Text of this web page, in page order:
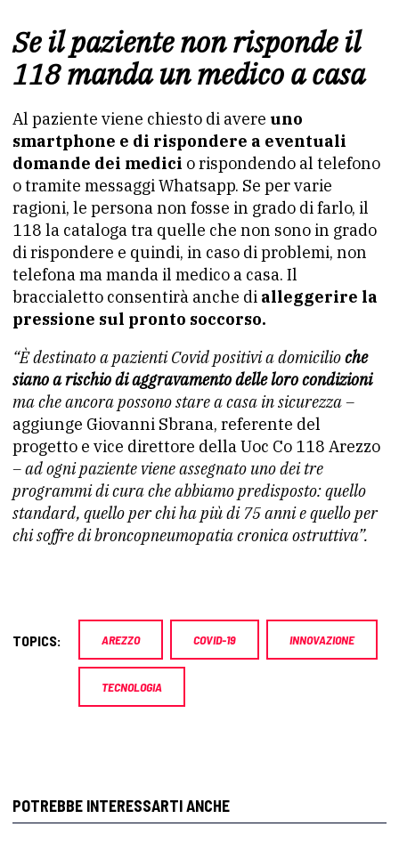
Se il paziente non risponde il
118 manda un medico a casa
Al paziente viene chiesto di avere uno
smartphone e di rispondere a eventuali
domande dei medici o rispondendo al telefono
o tramite messaggi Whatsapp. Se per varie
ragioni, le persona non fosse in grado di farlo, il
118 la cataloga tra quelle che non sono in grado
di rispondere e quindi, in caso di problemi, non
telefona ma manda il medico a casa. Il
braccialetto consentirà anche di alleggerire la
pressione sul pronto soccorso.
“È destinato a pazienti Covid positivi a domicilioche
siano a rischio di aggravamento delle loro condizioni
ma cheancora possono stare a casa in sicurezza –
aggiunge Giovanni Sbrana, referente del
progetto e vice direttore della Uoc Co 118 Arezzo
– ad ogni paziente viene assegnato uno dei tre
programmidi cura che abbiamo predisposto: quello
standard, quello per chiha più di 75 anni e quello per
chi soffre di broncopneumopatiacronica ostruttiva”.
TOPICS: AREZZO COVID-19 INNOVAZIONE
TECNOLOGIA
POTREBBE INTERESSARTI ANCHE